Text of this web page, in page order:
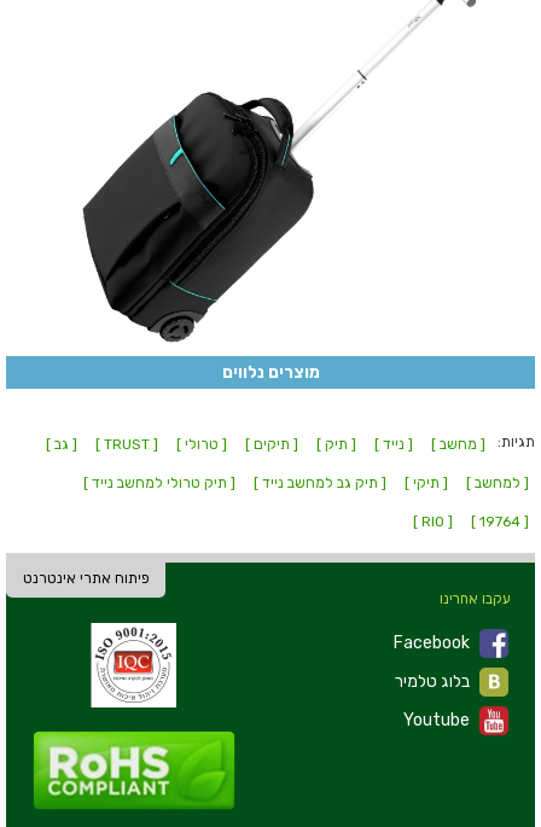
מוצרים נלווים
תגיות: [ מחשב ] [ נייד ] [ תיק ] [ תיקים ] [ טרולי ] [ TRUST ] [ גב ]
[ למחשב ] [ תיקי ] [ תיק גב למחשב נייד ] [ תיק טרולי למחשב נייד ]
[ 19764 ]
[ RIO ]
פיתוח אתרי אינטרנט
עקבו אחרינו
Facebook
Youtube